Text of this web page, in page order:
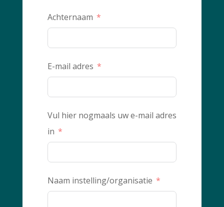
Achternaam
E-mail adres
Vul hier nogmaals uw e-mail adres
in
Naam instelling/organisatie